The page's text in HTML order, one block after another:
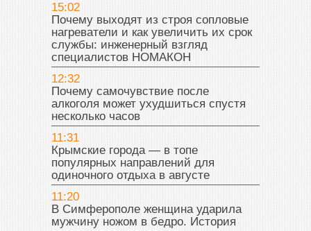
15:02
Почему выходят из строя сопловые
нагреватели и как увеличить их срок
службы: инженерный взгляд
специалистов НОМАКОН
12:32
Почему самочувствие после
алкоголя может ухудшиться спустя
несколько часов
11:31
Крымские города — в топе
популярных направлений для
одиночного отдыха в августе
11:20
В Симферополе женщина ударила
мужчину ножом в бедро. История